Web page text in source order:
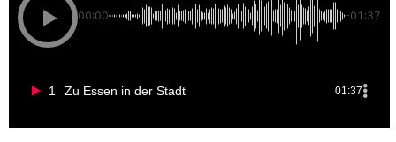
00:00 -01:37
1 Zu Essen in der Stadt 01:37